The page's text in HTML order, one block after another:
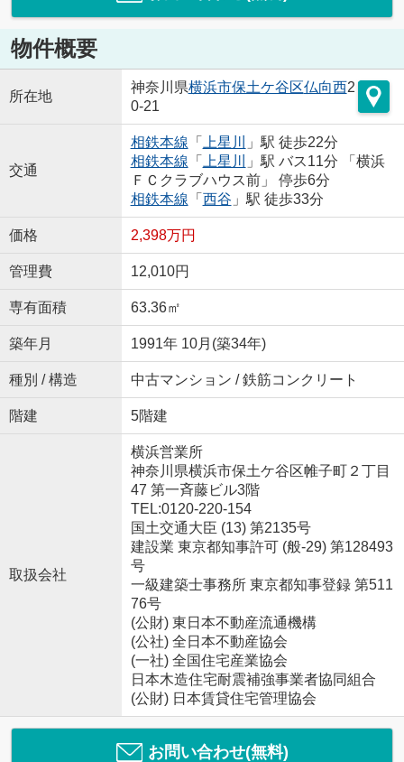
物件概要
所在地
神奈川県横浜市保土ケ谷区仏向西2
0-21
交通
相鉄本線 「 上星川
」駅 徒歩22分
相鉄本線 「 上星川
」駅 バス11分 「横浜
ＦＣクラブハウス前」 停歩6分
相鉄本線 「 西谷 」駅 徒歩33分
価格 2,398万円
管理費 12,010円
専有面積 63.36㎡
築年月 1991年 10月(築34年)
種別 / 構造 中古マンション / 鉄筋コンクリート
階建 5階建
取扱会社
横浜営業所
神奈川県横浜市保土ケ谷区帷子町２丁目
47 第一斉藤ビル3階
TEL:0120-220-154
国土交通大臣 (13) 第2135号
建設業 東京都知事許可 (般-29) 第128493
号
一級建築士事務所 東京都知事登録 第511
76号
(公財) 東日本不動産流通機構
(公社) 全日本不動産協会
(一社) 全国住宅産業協会
日本木造住宅耐震補強事業者協同組合
(公財) 日本賃貸住宅管理協会
お問い合わせ(無料)